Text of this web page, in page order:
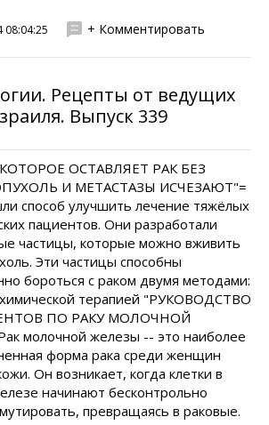
08:04:25 + Комментировать
Рецепты от ведущих
Выпуск 339
ОСТАВЛЯЕТ РАК БЕЗ
И МЕТАСТАЗЫ ИСЧЕЗАЮТ"=
способ улучшить лечение тяжёлых
пациентов. Они разработали
частицы, которые можно вживить
Эти частицы способны
бороться с раком двумя методами:
терапией "РУКОВОДСТВО
ПО РАКУ МОЛОЧНОЙ
молочной железы -- это наиболее
форма рака среди женщин
Он возникает, когда клетки в
начинают бесконтрольно
превращаясь в раковые.